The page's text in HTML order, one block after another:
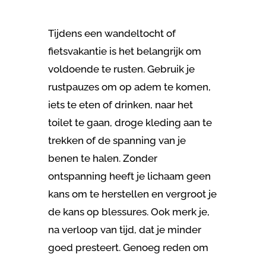
Tijdens een wandeltocht of
fietsvakantie is het belangrijk om
voldoende te rusten. Gebruik je
rustpauzes om op adem te komen,
iets te eten of drinken, naar het
toilet te gaan, droge kleding aan te
trekken of de spanning van je
benen te halen. Zonder
ontspanning heeft je lichaam geen
kans om te herstellen en vergroot je
de kans op blessures. Ook merk je,
na verloop van tijd, dat je minder
goed presteert. Genoeg reden om